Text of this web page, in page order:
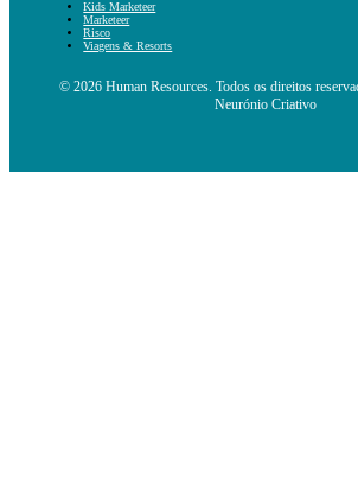
Kids Marketeer
Marketeer
Risco
Viagens & Resorts
© 2026 Human Resources. Todos os direitos
Neurónio Criativo